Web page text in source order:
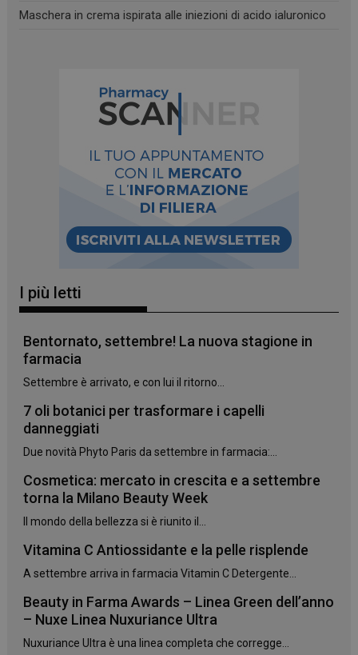
Maschera in crema ispirata alle iniezioni di acido ialuronico
I più letti
Bentornato, settembre! La nuova stagione in
farmacia
Settembre è arrivato, e con lui il ritorno...
7 oli botanici per trasformare i capelli
danneggiati
Due novità Phyto Paris da settembre in farmacia:...
Cosmetica: mercato in crescita e a settembre
torna la Milano Beauty Week
Il mondo della bellezza si è riunito il...
Vitamina C Antiossidante e la pelle risplende
A settembre arriva in farmacia Vitamin C Detergente...
Beauty in Farma Awards – Linea Green dell’anno
– Nuxe Linea Nuxuriance Ultra
Nuxuriance Ultra è una linea completa che corregge...
_ga_YJ0035S3E9 .panoramacosmetico.it
www.panoramacosmetico.it